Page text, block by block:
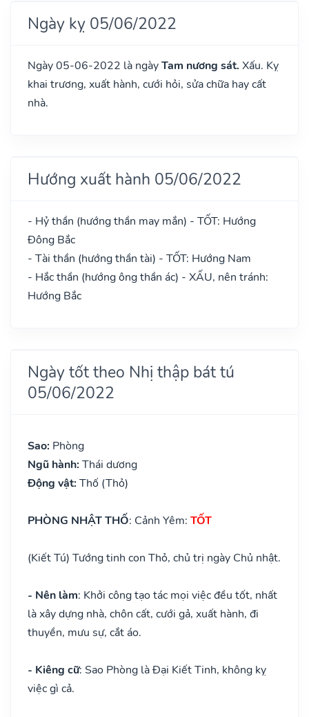
Ngày kỵ 05/06/2022
Ngày 05-06-2022 là ngàyTam nương sát. Xấu. Kỵ
khai trương, xuất hành, cưới hỏi, sửa chữa hay cất
nhà.
Hướng xuất hành 05/06/2022
- Hỷ thần (hướng thần may mắn) - TỐT: Hướng
Đông Bắc
- Tài thần (hướng thần tài) - TỐT: Hướng Nam
- Hắc thần (hướng ông thần ác) - XẤU, nên tránh:
Hướng Bắc
Ngày tốt theo Nhị thập bát tú
05/06/2022
Sao: Phòng
Ngũ hành: Thái dương
Động vật: Thố (Thỏ)
PHÒNG NHẬT THỐ: Cảnh Yêm: TỐT
(Kiết Tú) Tướng tinh con Thỏ, chủ trị ngày Chủ nhật.
- Nên làm: Khởi công tạo tác mọi việc đều tốt, nhất
là xây dựng nhà, chôn cất, cưới gả, xuất hành, đi
thuyền, mưu sự, cắt áo.
- Kiêng cữ: Sao Phòng là Đại Kiết Tinh, không kỵ
việc gì cả.